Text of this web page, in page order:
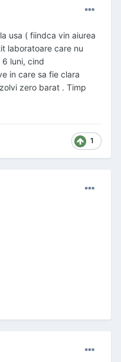
usa ( fiindca vin aiurea
laboratoare care nu
luni, cind
in care sa fie clara
zero barat . Timp
1